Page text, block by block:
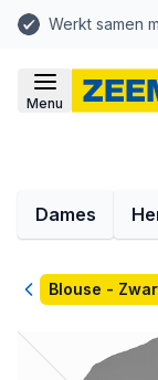
Werkt samen
Menu
Dames
TerugBlouse -